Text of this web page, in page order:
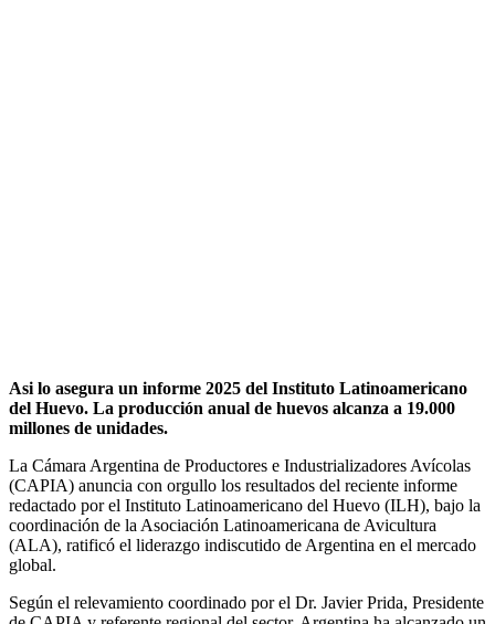
Asi lo asegura un informe 2025 del Instituto Latinoamericano
del Huevo. La producción anual de huevos alcanza a 19.000
millones de unidades.
La Cámara Argentina de Productores e Industrializadores Avícolas
(CAPIA) anuncia con orgullo los resultados del reciente informe
redactado por el Instituto Latinoamericano del Huevo (ILH), bajo la
coordinación de la Asociación Latinoamericana de Avicultura
(ALA), ratificó el liderazgo indiscutido de Argentina en el mercado
global.
Según el relevamiento coordinado por el Dr. Javier Prida, Presidente